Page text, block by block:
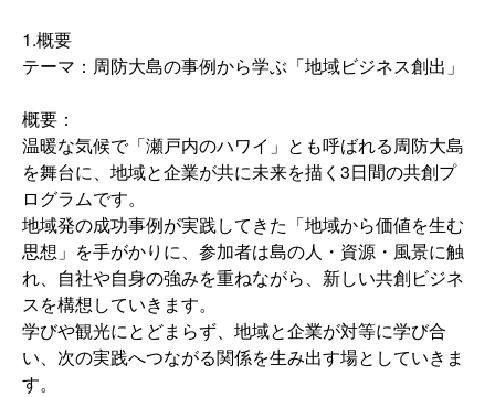
1.概要
テーマ：周防大島の事例から学ぶ「地域ビジネス創出」
概要：
温暖な気候で「瀬戸内のハワイ」とも呼ばれる周防大島
を舞台に、地域と企業が共に未来を描く3日間の共創プ
ログラムです。
地域発の成功事例が実践してきた「地域から価値を生む
思想」を手がかりに、参加者は島の人・資源・風景に触
れ、自社や自身の強みを重ねながら、新しい共創ビジネ
スを構想していきます。
学びや観光にとどまらず、地域と企業が対等に学び合
い、次の実践へつながる関係を生み出す場としていきま
す。